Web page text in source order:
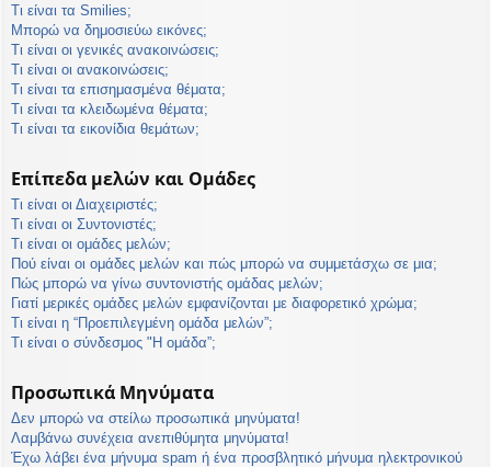
Τι είναι τα Smilies;
Μπορώ να δημοσιεύω εικόνες;
Τι είναι οι γενικές ανακοινώσεις;
Τι είναι οι ανακοινώσεις;
Τι είναι τα επισημασμένα θέματα;
Τι είναι τα κλειδωμένα θέματα;
Τι είναι τα εικονίδια θεμάτων;
Επίπεδα μελών και Ομάδες
Τι είναι οι Διαχειριστές;
Τι είναι οι Συντονιστές;
Τι είναι οι ομάδες μελών;
Πού είναι οι ομάδες μελών και πώς μπορώ να συμμετάσχω σε μια;
Πώς μπορώ να γίνω συντονιστής ομάδας μελών;
Γιατί μερικές ομάδες μελών εμφανίζονται με διαφορετικό χρώμα;
Τι είναι η “Προεπιλεγμένη ομάδα μελών”;
Τι είναι ο σύνδεσμος "Η ομάδα”;
Προσωπικά Μηνύματα
Δεν μπορώ να στείλω προσωπικά μηνύματα!
Λαμβάνω συνέχεια ανεπιθύμητα μηνύματα!
Έχω λάβει ένα μήνυμα spam ή ένα προσβλητικό μήνυμα ηλεκτρονικού